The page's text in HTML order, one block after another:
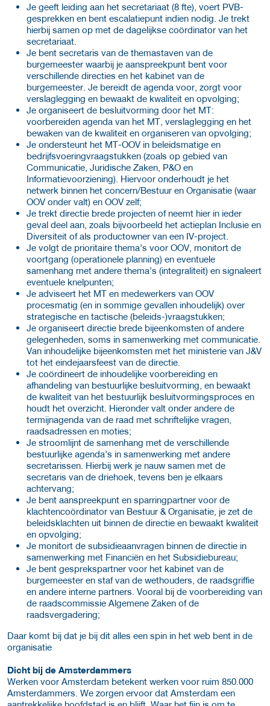
Je geeft leiding aan het secretariaat (8 fte), voert PVB-
gesprekken en bent escalatiepunt indien nodig. Je trekt
hierbij samen op met de dagelijkse coördinator van het
secretariaat.
Je bent secretaris van de themastaven van de
burgemeester waarbij je aanspreekpunt bent voor
verschillende directies en het kabinet van de
burgemeester. Je bereidt de agenda voor, zorgt voor
verslaglegging en bewaakt de kwaliteit en opvolging;
Je organiseert de besluitvorming door het MT:
voorbereiden agenda van het MT, verslaglegging en het
bewaken van de kwaliteit en organiseren van opvolging;
Je ondersteunt het MT-OOV in beleidsmatige en
bedrijfsvoeringvraagstukken (zoals op gebied van
Communicatie, Juridische Zaken, P&O en
Informatievoorziening). Hiervoor onderhoudt je het
netwerk binnen het concern/Bestuur en Organisatie (waar
OOV onder valt) en OOV zelf;
Je trekt directie brede projecten of neemt hier in ieder
geval deel aan, zoals bijvoorbeeld het actieplan Inclusie en
Diversiteit of als productowner van een IV-project.
Je volgt de prioritaire thema’s voor OOV, monitort de
voortgang (operationele planning) en eventuele
samenhang met andere thema’s (integraliteit) en signaleert
eventuele knelpunten;
Je adviseert het MT en medewerkers van OOV
procesmatig (en in sommige gevallen inhoudelijk) over
strategische en tactische (beleids-)vraagstukken;
Je organiseert directie brede bijeenkomsten of andere
gelegenheden, soms in samenwerking met communicatie.
Van inhoudelijke bijeenkomsten met het ministerie van J&V
tot het eindejaarsfeest van de directie.
Je coördineert de inhoudelijke voorbereiding en
afhandeling van bestuurlijke besluitvorming, en bewaakt
de kwaliteit van het bestuurlijk besluitvormingsproces en
houdt het overzicht. Hieronder valt onder andere de
termijnagenda van de raad met schriftelijke vragen,
raadsadressen en moties;
Je stroomlijnt de samenhang met de verschillende
bestuurlijke agenda’s in samenwerking met andere
secretarissen. Hierbij werk je nauw samen met de
secretaris van de driehoek, tevens ben je elkaars
achtervang;
Je bent aanspreekpunt en sparringpartner voor de
klachtencoördinator van Bestuur & Organisatie, je zet de
beleidsklachten uit binnen de directie en bewaakt kwaliteit
en opvolging;
Je monitort de subsidieaanvragen binnen de directie in
samenwerking met Financiën en het Subsidiebureau;
Je bent gesprekspartner voor het kabinet van de
burgemeester en staf van de wethouders, de raadsgriffie
en andere interne partners. Vooral bij de voorbereiding van
de raadscommissie Algemene Zaken of de
raadsvergadering;
Daar komt bij dat je bij dit alles een spin in het web bent in de
organisatie
Dicht bij de Amsterdammers
Werken voor Amsterdam betekent werken voor ruim 850.000
Amsterdammers. We zorgen ervoor dat Amsterdam een